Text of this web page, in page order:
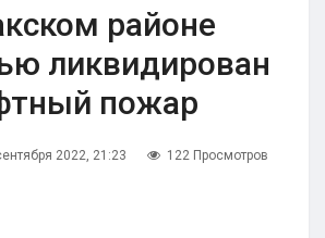
районе
ликвидирован
пожар
2022, 21:23 122 Просмотров